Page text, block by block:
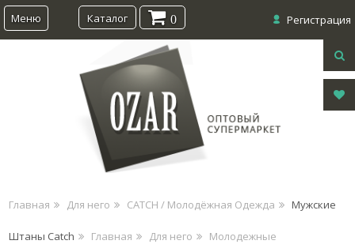
Меню Регистрация
Каталог 0
Главная Для него CATCH / Молодёжная Одежда Мужские
Штаны Catch Главная Для него Молодежные